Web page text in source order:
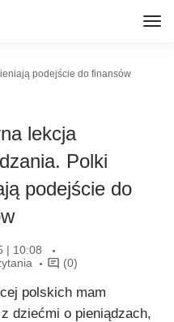
podejście do finansów
lekcja
Polki
podejście do
| 10:08
(0)
polskich mam
dziećmi o pieniądzach,